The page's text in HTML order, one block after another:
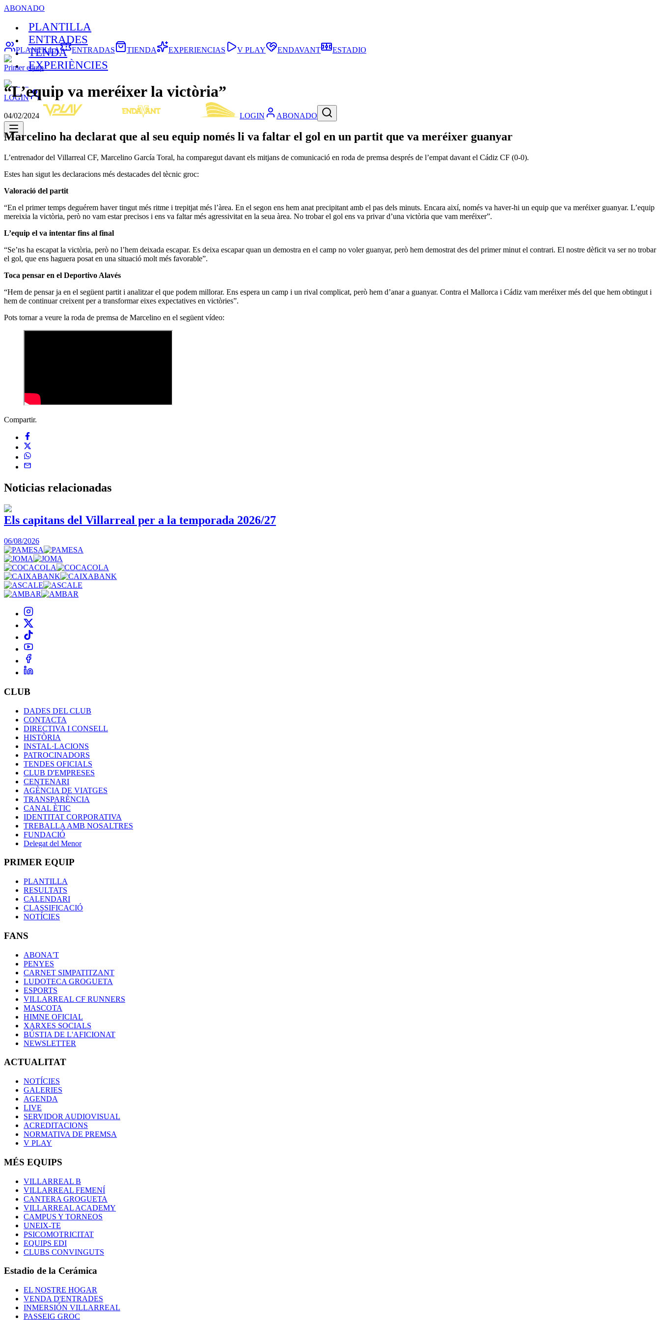
ABONADO
PLANTILLA
ENTRADES
TENDA
EXPERIÈNCIES
LOGIN
LOGIN ABONADO
PLANTILLA ENTRADAS TIENDA EXPERIENCIAS V PLAY ENDAVANT ESTADIO
Primer equip
“L’equip va meréixer la victòria”
04/02/2024
Marcelino ha declarat que al seu equip només li va faltar el gol en un partit que va meréixer guanyar
L’entrenador del Villarreal CF, Marcelino García Toral, ha comparegut davant els mitjans de comunicació en roda de premsa després de l’empat davant el Cádiz CF (0-0).
Estes han sigut les declaracions més destacades del tècnic groc:
Valoració del partit
“En el primer temps deguérem haver tingut més ritme i trepitjat més l’àrea. En el segon ens hem anat precipitant amb el pas dels minuts. Encara així, només va haver-hi un equip que va meréixer guanyar. L’equip
mereixia la victòria, però no vam estar precisos i ens va faltar més agressivitat en la seua àrea. No trobar el gol ens va privar d’una victòria que vam meréixer”.
L’equip el va intentar fins al final
“Se’ns ha escapat la victòria, però no l’hem deixada escapar. Es deixa escapar quan un demostra en el camp no voler guanyar, però hem demostrat des del primer minut el contrari. El nostre dèficit va ser no trobar
el gol, que ens haguera posat en una situació molt més favorable”.
Toca pensar en el Deportivo Alavés
“Hem de pensar ja en el següent partit i analitzar el que podem millorar. Ens espera un camp i un rival complicat, però hem d’anar a guanyar. Contra el Mallorca i Cádiz vam meréixer més del que hem obtingut i
hem de continuar creixent per a transformar eixes expectatives en victòries”.
Pots tornar a veure la roda de premsa de Marcelino en el següent vídeo:
Compartir.
Noticias relacionadas
Els capitans del Villarreal per a la temporada 2026/27
06/08/2026
CLUB
DADES DEL CLUB
CONTACTA
DIRECTIVA I CONSELL
HISTÒRIA
INSTAL·LACIONS
PATROCINADORS
TENDES OFICIALS
CLUB D'EMPRESES
CENTENARI
AGÈNCIA DE VIATGES
TRANSPARÈNCIA
CANAL ÈTIC
IDENTITAT CORPORATIVA
TREBALLA AMB NOSALTRES
FUNDACIÓ
Delegat del Menor
PRIMER EQUIP
PLANTILLA
RESULTATS
CALENDARI
CLASSIFICACIÓ
NOTÍCIES
FANS
ABONA'T
PENYES
CARNET SIMPATITZANT
LUDOTECA GROGUETA
ESPORTS
VILLARREAL CF RUNNERS
MASCOTA
HIMNE OFICIAL
XARXES SOCIALS
BÚSTIA DE L'AFICIONAT
NEWSLETTER
ACTUALITAT
NOTÍCIES
GALERIES
AGENDA
LIVE
SERVIDOR AUDIOVISUAL
ACREDITACIONS
NORMATIVA DE PREMSA
V PLAY
MÉS EQUIPS
VILLARREAL B
VILLARREAL FEMENÍ
CANTERA GROGUETA
VILLARREAL ACADEMY
CAMPUS Y TORNEOS
UNEIX-TE
PSICOMOTRICITAT
EQUIPS EDI
CLUBS CONVINGUTS
Estadio de la Cerámica
EL NOSTRE HOGAR
VENDA D'ENTRADES
INMERSIÓN VILLARREAL
PASSEIG GROC